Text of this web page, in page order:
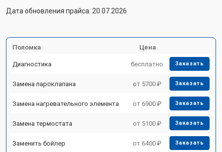
Дата обновления прайса: 20.07.2026
Поломка Цена
Диагностика бесплатно Заказать
Замена пароклапана от 5700 ₽ Заказать
Замена нагревательного элемента от 6900 ₽ Заказать
Замена термостата от 5100 ₽ Заказать
Заменить бойлер от 6400 ₽ Заказать